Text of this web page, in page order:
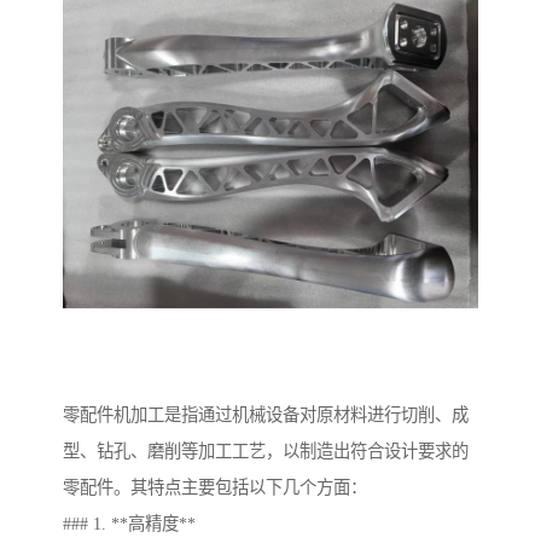
零配件机加工是指通过机械设备对原材料进行切削、成
型、钻孔、磨削等加工工艺，以制造出符合设计要求的
零配件。其特点主要包括以下几个方面：
### 1. **高精度**